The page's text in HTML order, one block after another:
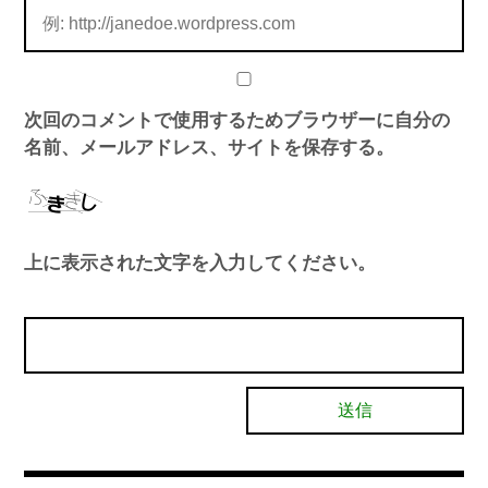
次回のコメントで使用するためブラウザーに自分の
名前、メールアドレス、サイトを保存する。
上に表示された文字を入力してください。